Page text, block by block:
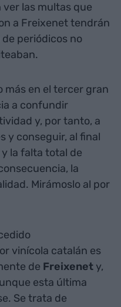
las multas que
a Freixenet tendrán
periódicos no
más en el tercer gran
a confundir
y, por tanto, a
y conseguir, al final
la falta total de
la
Mirámoslo al por
vinícola catalán es
de Freixenet y,
esta última
Se trata de